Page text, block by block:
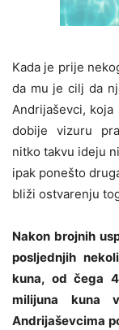
Kada je prije
da mu je cilj da
Andrijaševci,
dobije vizuru
nitko takvu ideju
ipak ponešto
bliži ostvarenju
Nakon brojnih
posljednjih
kuna, od čega
milijuna kuna
Andrijaševcima